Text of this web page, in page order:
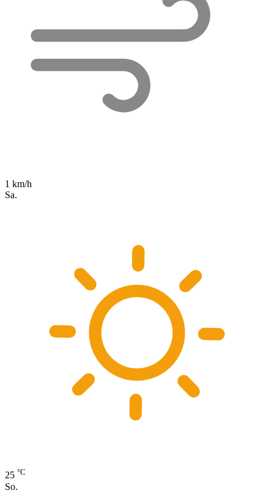
1 km/h
Sa.
25 °C
So.